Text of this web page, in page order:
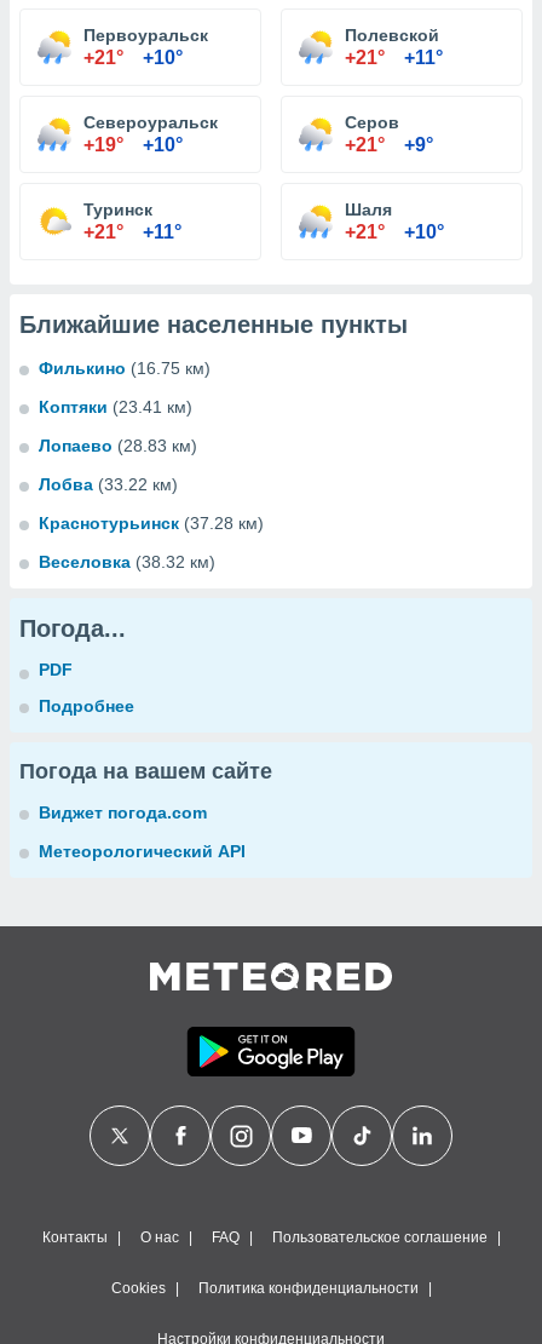
Первоуральск
+21° +10°
Полевской
+21° +11°
Североуральск
+19° +10°
Серов
+21° +9°
Туринск
+21° +11°
Шаля
+21° +10°
Ближайшие населенные пункты
Филькино (16.75 км)
Коптяки (23.41 км)
Лопаево (28.83 км)
Лобва (33.22 км)
Краснотурьинск (37.28 км)
Веселовка (38.32 км)
Погода...
PDF
Подробнее
Погода на вашем сайте
Виджет погода.com
Метеорологический API
Контакты О нас FAQ Пользовательское соглашение
Cookies Политика конфиденциальности
Настройки конфиденциальности